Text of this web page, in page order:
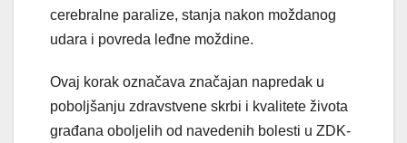
cerebralne paralize, stanja nakon moždanog
udara i povreda leđne moždine.
Ovaj korak označava značajan napredak u
poboljšanju zdravstvene skrbi i kvalitete života
građana oboljelih od navedenih bolesti u ZDK-